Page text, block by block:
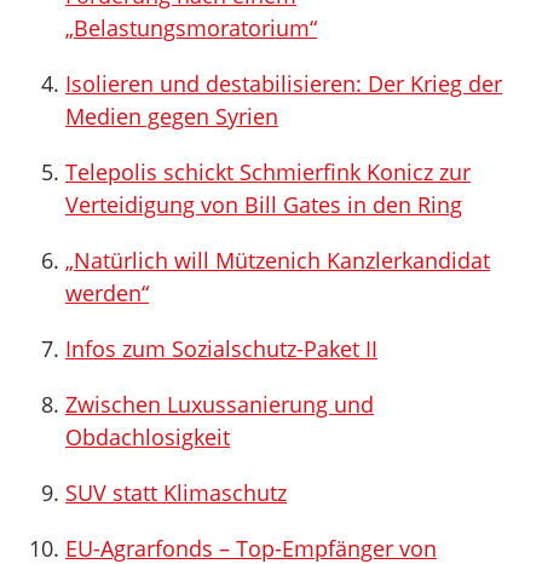
„Belastungsmoratorium“
Isolieren und destabilisieren: Der Krieg der
Medien gegen Syrien
Telepolis schickt Schmierfink Konicz zur
Verteidigung von Bill Gates in den Ring
„Natürlich will Mützenich Kanzlerkandidat
werden“
Infos zum Sozialschutz-Paket II
Zwischen Luxussanierung und
Obdachlosigkeit
SUV statt Klimaschutz
EU-Agrarfonds – Top-Empfänger von